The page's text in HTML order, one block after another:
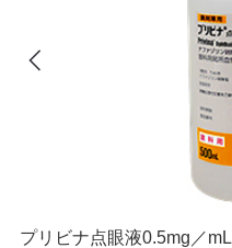
プリビナ点眼液0.5mg／mL